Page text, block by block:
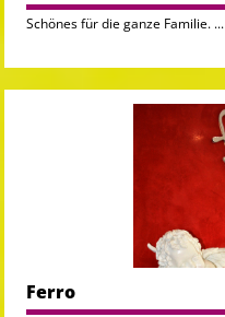
Schönes für die ganze Familie. ...
Ferro